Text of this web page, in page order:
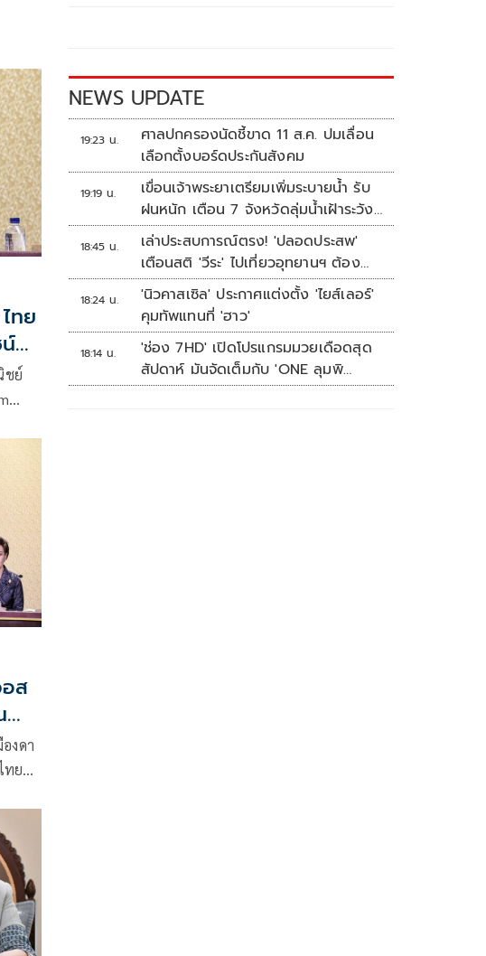
ทย
ชย์
หุ
ส
งดา
ทย
NEWS UPDATE
19:23 น.
ศาลปกครองนัดชี้ขาด 11 ส.ค. ปมเลื่อน
เลือกตั้งบอร์ดประกันสังคม
19:19 น.
เขื่อนเจ้าพระยาเตรียมเพิ่มระบายน้ำ รับ
ฝนหนัก เตือน 7 จังหวัดลุ่มน้ำเฝ้าระวัง
ระดับน้ำสูงขึ้น
18:45 น.
เล่าประสบการณ์ตรง! 'ปลอดประสพ'
เตือนสติ 'วีระ' ไปเที่ยวอุทยานฯ ต้อง
ยอมรับธรรมชาติดิบๆให้ได้
18:24 น.
'นิวคาสเซิล' ประกาศแต่งตั้ง 'ไยส์เลอร์'
คุมทัพแทนที่ 'ฮาว'
18:14 น.
'ช่อง 7HD' เปิดโปรแกรมมวยเดือดสุด
สัปดาห์ มันจัดเต็มกับ 'ONE ลุมพิ
นี 165-มวยไทย 7 สี'